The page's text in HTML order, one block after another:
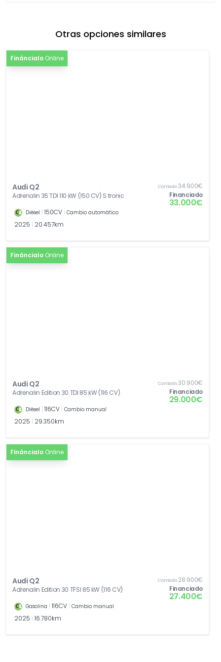
Otras opciones similares
Fináncialo Online
Audi Q2
Adrenalin 35 TDI 110 kW (150 CV) S tronic
Contado34.900€
Financiado
33.000€
Diésel 150CV Cambio automático
2025 20.457km
Fináncialo Online
Audi Q2
Adrenalin Edition 30 TDI 85 kW (116 CV)
Contado30.900€
Financiado
29.000€
Diésel 116CV Cambio manual
2025 29.350km
Fináncialo Online
Audi Q2
Adrenalin Edition 30 TFSI 85 kW (116 CV)
Contado28.900€
Financiado
27.400€
Gasolina 116CV Cambio manual
2025 16.780km